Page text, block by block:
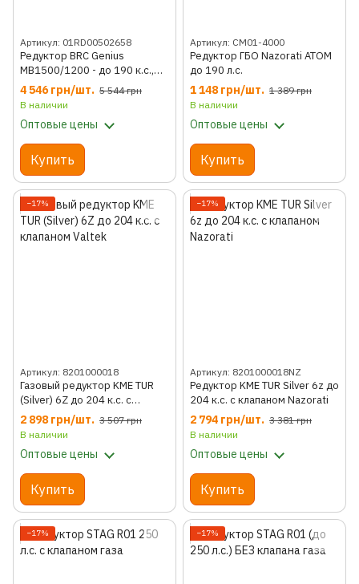
Артикул: 01RD00502658
Редуктор BRC Genius
MB1500/1200 - до 190 к.с.,
Италия, LPG, Игольчатый, 8мм,
12мм, 190
4 546 грн/шт. 5 544 грн
В наличии
Оптовые цены
Купить
Артикул: CM01-4000
Редуктор ГБО Nazorati ATOM
до 190 л.с.
1 148 грн/шт. 1 389 грн
В наличии
Оптовые цены
Купить
−17%
Артикул: 8201000018
Газовый редуктор KME TUR
(Silver) 6Z до 204 к.с. с
клапаном Valtek
2 898 грн/шт. 3 507 грн
В наличии
Оптовые цены
Купить
−17%
Артикул: 8201000018NZ
Редуктор KME TUR Silver 6z до
204 к.с. с клапаном Nazorati
2 794 грн/шт. 3 381 грн
В наличии
Оптовые цены
Купить
−17% −17%